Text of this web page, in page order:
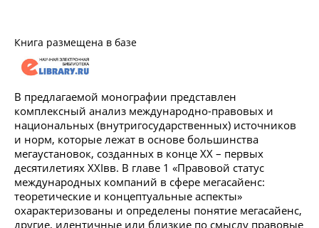
Книга размещена в базе
В предлагаемой монографии представлен
комплексный анализ международно-правовых и
национальных (внутригосударственных) источников
и норм, которые лежат в основе большинства
мегаустановок, созданных в конце XX – первых
десятилетиях XXIвв. В главе 1 «Правовой статус
международных компаний в сфере мегасайенс:
теоретические и концептуальные аспекты»
охарактеризованы и определены понятие мегасайенс,
другие, идентичные или близкие по смыслу правовые